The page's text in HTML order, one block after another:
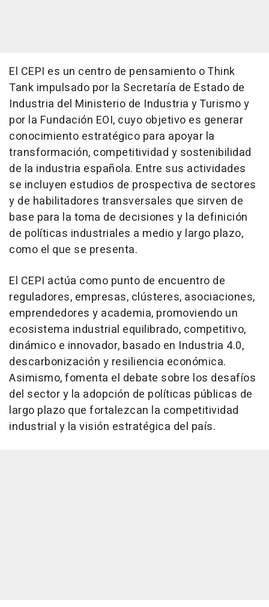
El CEPI es un centro de pensamiento o Think
Tank impulsado por la Secretaría de Estado de
Industria del Ministerio de Industria y Turismo y
por la Fundación EOI, cuyo objetivo es generar
conocimiento estratégico para apoyar la
transformación, competitividad y sostenibilidad
de la industria española. Entre sus actividades
se incluyen estudios de prospectiva de sectores
y de habilitadores transversales que sirven de
base para la toma de decisiones y la definición
de políticas industriales a medio y largo plazo,
como el que se presenta.
El CEPI actúa como punto de encuentro de
reguladores, empresas, clústeres, asociaciones,
emprendedores y academia, promoviendo un
ecosistema industrial equilibrado, competitivo,
dinámico e innovador, basado en Industria 4.0,
descarbonización y resiliencia económica.
Asimismo, fomenta el debate sobre los desafíos
del sector y la adopción de políticas públicas de
largo plazo que fortalezcan la competitividad
industrial y la visión estratégica del país.